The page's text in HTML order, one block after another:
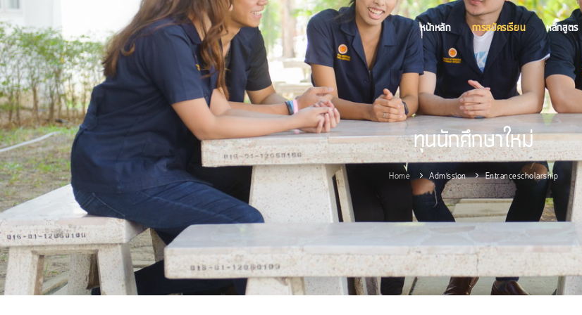
หน้าหลัก การสมัครเรียน หลักสูตร
ทุนนักศึกษาใหม่
Home Admission Entrancescholarship